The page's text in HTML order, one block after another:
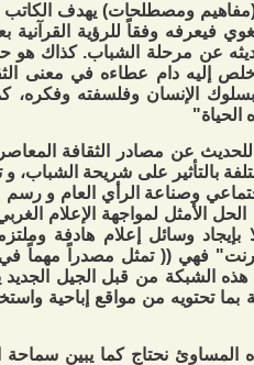
(مفاهيم ومصطلحات) يهدف
فيعرفه وفقاً للرؤية القرآنية
عن مرحلة الشباب. كذاك هو
إليه دام عطاءه في معنى
الإنسان وفلسفته
الحياة"
عن مصادر الثقافة المعاصرة
بالتأثير على شريحة الشباب، و
وصناعة الرأي العام و رسم
الأمثل لمواجهة الإعلام
بإيجاد وسائل إعلام هادفة
فهي (( تمثل مصدراً مهماً في
هذه الشبكة من قبل الجيل
بما تحتويه من مواقع إباحية
نحتاج كما يبين سماحة